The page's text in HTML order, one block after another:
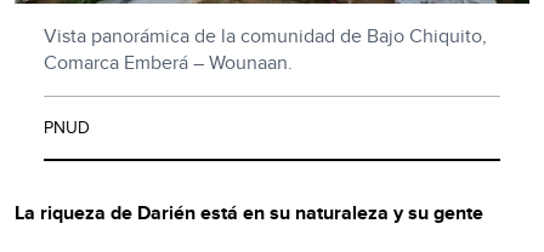
Vista panorámica de la comunidad de Bajo Chiquito,
Comarca Emberá – Wounaan.
PNUD
La riqueza de Darién está en su naturaleza y su gente